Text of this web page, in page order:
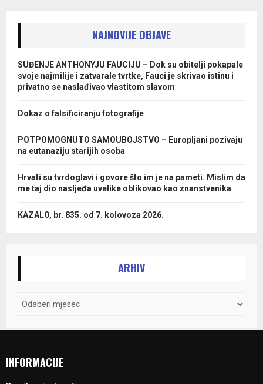
NAJNOVIJE OBJAVE
SUĐENJE ANTHONYJU FAUCIJU – Dok su obitelji pokapale
svoje najmilije i zatvarale tvrtke, Fauci je skrivao istinu i
privatno se naslađivao vlastitom slavom
Dokaz o falsificiranju fotografije
POTPOMOGNUTO SAMOUBOJSTVO – Europljani pozivaju
na eutanaziju starijih osoba
Hrvati su tvrdoglavi i govore što im je na pameti. Mislim da
me taj dio nasljeđa uvelike oblikovao kao znanstvenika
KAZALO, br. 835. od 7. kolovoza 2026.
ARHIV
INFORMACIJE